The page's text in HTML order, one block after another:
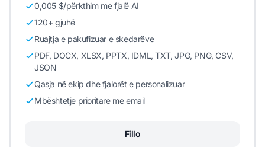
0,005 $/përkthim me fjalë AI
120+ gjuhë
Ruajtja e pakufizuar e skedarëve
PDF, DOCX, XLSX, PPTX, IDML, TXT, JPG, PNG, CSV,
JSON
Qasja në ekip dhe fjalorët e personalizuar
Mbështetje prioritare me email
Fillo